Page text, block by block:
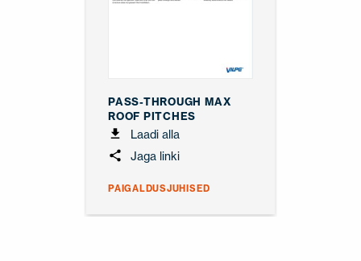
PASS-THROUGH MAX
ROOF PITCHES
Laadi alla
Jaga linki
PAIGALDUSJUHISED